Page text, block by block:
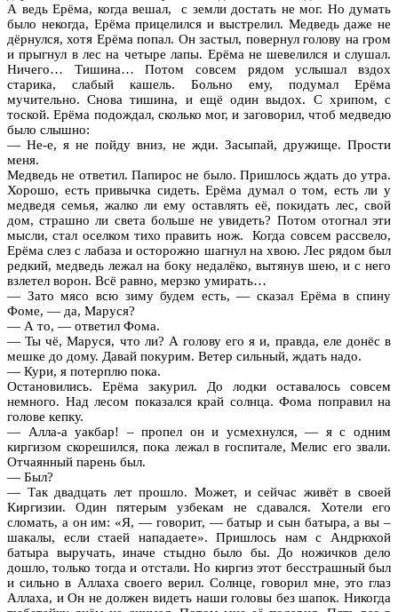
А ведь Ерёма, когда вешал, с земли достать не мог. Но думать
было некогда, Ерёма прицелился и выстрелил. Медведь даже не
дёрнулся, хотя Ерёма попал. Он застыл, повернул голову на гром
и прыгнул в лес на четыре лапы. Ерёма не шевелился и слушал.
Ничего… Тишина… Потом совсем рядом услышал вздох
старика, слабый кашель. Больно ему, подумал Ерёма
мучительно. Снова тишина, и ещё один выдох. С хрипом, с
тоской. Ерёма подождал, сколько мог, и заговорил, чтоб медведю
было слышно:
— Не-е, я не пойду вниз, не жди. Засыпай, дружище. Прости
меня.
Медведь не ответил. Папирос не было. Пришлось ждать до утра.
Хорошо, есть привычка сидеть. Ерёма думал о том, есть ли у
медведя семья, жалко ли ему оставлять её, покидать лес, свой
дом, страшно ли света больше не увидеть? Потом отогнал эти
мысли, стал оселком тихо править нож. Когда совсем рассвело,
Ерёма слез с лабаза и осторожно шагнул на хвою. Лес рядом был
редкий, медведь лежал на боку недалёко, вытянув шею, и с него
взлетел ворон. Всё равно, мерзко умирать…
— Зато мясо всю зиму будем есть, — сказал Ерёма в спину
Фоме, — да, Маруся?
— А то, — ответил Фома.
— Ты чё, Маруся, что ли? А голову его я и, правда, еле донёс в
мешке до дому. Давай покурим. Ветер сильный, ждать надо.
— Кури, я потерплю пока.
Остановились. Ерёма закурил. До лодки оставалось совсем
немного. Над лесом показался край солнца. Фома поправил на
голове кепку.
— Алла-а уакбар! – пропел он и усмехнулся, — я с одним
киргизом скорешился, пока лежал в госпитале, Мелис его звали.
Отчаянный парень был.
— Был?
— Так двадцать лет прошло. Может, и сейчас живёт в своей
Киргизии. Один пятерым узбекам не сдавался. Хотели его
сломать, а он им: «Я, — говорит, — батыр и сын батыра, а вы –
шакалы, если стаей нападаете». Пришлось нам с Андрюхой
батыра выручать, иначе стыдно было бы. До ножичков дело
дошло, только тогда и отстали. Но киргиз этот бесстрашный был
и сильно в Аллаха своего верил. Солнце, говорил мне, это глаз
Аллаха, и Он не должен видеть наши головы без шапок. Никогда